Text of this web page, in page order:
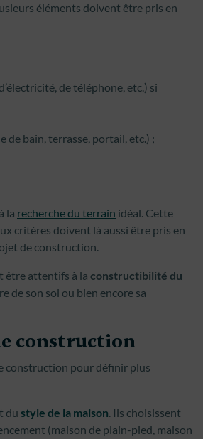
éléments doivent être pris en
de téléphone, etc.) si
de bain, terrasse, portail, etc.) ;
la recherche du terrain idéal. Cette
critères doivent là aussi être pris en
de construction.
être attentifs à la constructibilité du
de son sol ou bien encore sa
construction
construction pour définir plus
du style de la maison. Ils choisissent
(maison de plain-pied, maison